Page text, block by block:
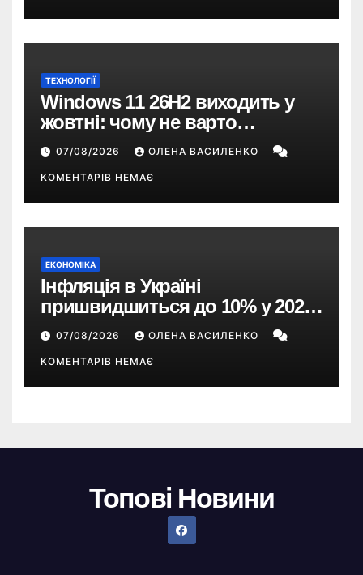
ТЕХНОЛОГІЇ
Windows 11 26H2 виходить у
жовтні: чому не варто
пропускати це оновлення
07/08/2026 ОЛЕНА ВАСИЛЕНКО
КОМЕНТАРІВ НЕМАЄ
ЕКОНОМІКА
Інфляція в Україні
пришвидшиться до 10% у 2026
році — прогноз НБУ
07/08/2026 ОЛЕНА ВАСИЛЕНКО
КОМЕНТАРІВ НЕМАЄ
Топові Новини